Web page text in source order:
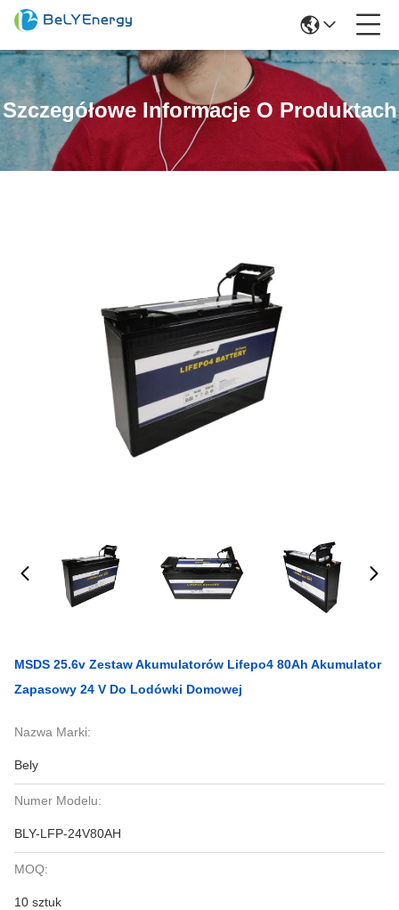
Szczegółowe Informacje O Produktach
MSDS 25.6v Zestaw Akumulatorów Lifepo4 80Ah Akumulator
Zapasowy 24 V Do Lodówki Domowej
Nazwa Marki:
Bely
Numer Modelu:
BLY-LFP-24V80AH
MOQ:
10 sztuk